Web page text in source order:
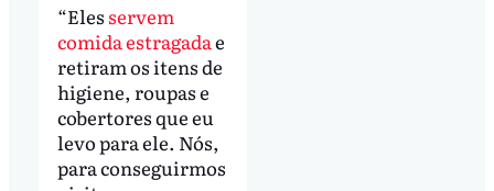
“Eles servem
comida estragadae
retiram os itens de
higiene, roupas e
cobertores que eu
levo para ele. Nós,
para conseguirmos